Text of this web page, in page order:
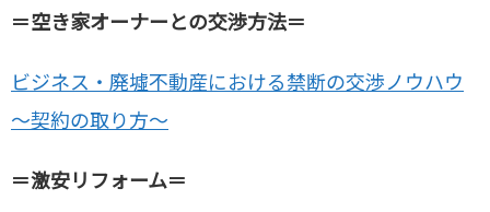
＝空き家オーナーとの交渉方法＝
ビジネス・廃墟不動産における禁断の交渉ノウハウ
～契約の取り方～
＝激安リフォーム＝